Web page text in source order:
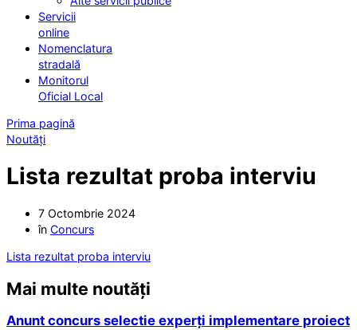
Servicii
online
Nomenclatura
stradală
Monitorul
Oficial Local
Prima pagină
Noutăți
Lista rezultat proba interviu
7 Octombrie 2024
în Concurs
Lista rezultat proba interviu
Mai multe noutăți
Anunt concurs selectie experți implementare proiect